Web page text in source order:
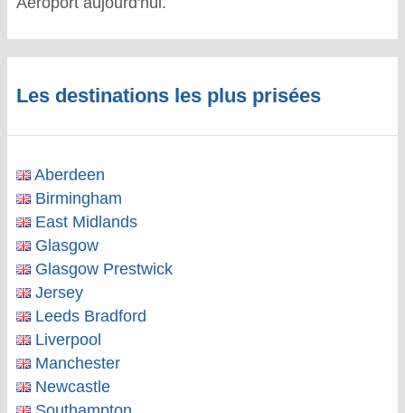
Les destinations les plus prisées
Aberdeen
Birmingham
East Midlands
Glasgow
Glasgow Prestwick
Jersey
Leeds Bradford
Liverpool
Manchester
Newcastle